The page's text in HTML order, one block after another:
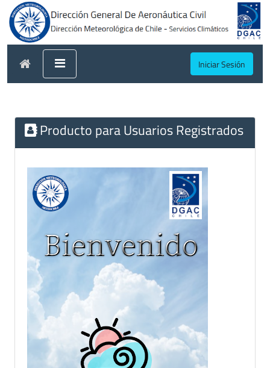
Iniciar Sesión
Producto para Usuarios Registrados